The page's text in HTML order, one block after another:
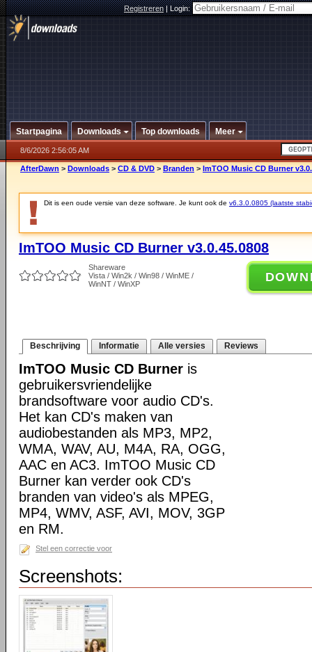
Registreren|Login:
Startpagina Downloads Top downloads Meer
8/6/2026 2:56:05 AM
AfterDawn > Downloads > CD & DVD > Branden > ImTOO Music CD Burner
Dit is een oude versie van deze software. Je kunt ook de v6.3.0.0805 (laatste
ImTOO Music CD Burner v3.0.45.0808
Shareware
Vista / Win2k / Win98 / WinME /
WinNT / WinXP
Beschrijving Informatie Alle versies Reviews
ImTOO Music CD Burner is
gebruikersvriendelijke
brandsoftware voor audio CD's.
Het kan CD's maken van
audiobestanden als MP3, MP2,
WMA, WAV, AU, M4A, RA, OGG,
AAC en AC3. ImTOO Music CD
Burner kan verder ook CD's
branden van video's als MPEG,
MP4, WMV, ASF, AVI, MOV, 3GP
en RM.
Stel een correctie voor
Screenshots: